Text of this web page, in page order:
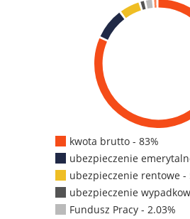
kwota brutto - 83%
ubezpieczenie
ubezpieczenie rentowe -
ubezpieczenie
Fundusz Pracy - 2.03%